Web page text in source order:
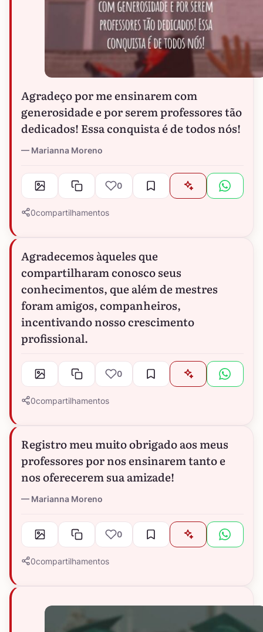
Agradeço por me ensinarem com
generosidade e por serem professores tão
dedicados! Essa conquista é de todos nós!
Marianna Moreno
0
0compartilhamentos
Agradecemos àqueles que
compartilharam conosco seus
conhecimentos, que além de mestres
foram amigos, companheiros,
incentivando nosso crescimento
profissional.
0
0compartilhamentos
Registro meu muito obrigado aos meus
professores por nos ensinarem tanto e
nos oferecerem sua amizade!
Marianna Moreno
0
0compartilhamentos